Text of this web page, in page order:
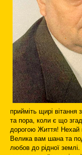
прийміть щирі
та пора, коли є що
дорогою Життя! Нехай
Велика вам шана та
любов до рідної